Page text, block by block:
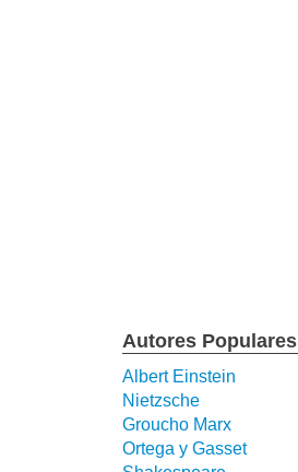
Autores Populares
Albert Einstein
Nietzsche
Groucho Marx
Ortega y Gasset